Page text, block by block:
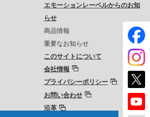
エモーションレーベルからのお知
らせ
商品情報
重要なお知らせ
このサイトについて
会社情報
プライバシーポリシー
お問い合わせ
沿革